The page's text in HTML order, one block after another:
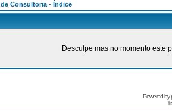
Consultoria - Índice
Desculpe mas no momento este
Powered by